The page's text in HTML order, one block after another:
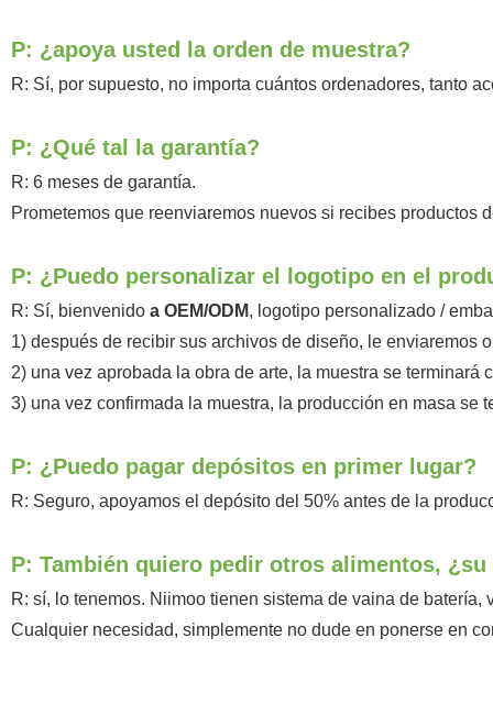
P: ¿apoya usted la orden de muestra?
R: Sí, por supuesto, no importa cuántos ordenadores, tanto
P: ¿Qué tal la garantía?
R: 6 meses de garantía.
Prometemos que reenviaremos nuevos si recibes productos
P: ¿Puedo personalizar el logotipo en el
R: Sí, bienvenidoa OEM/ODM, logotipo personalizado /
1) después de recibir sus archivos de diseño, le enviaremos
2) una vez aprobada la obra de arte, la muestra se terminará
3) una vez confirmada la muestra, la producción en masa se
P: ¿Puedo pagar depósitos en primer lugar?
R: Seguro, apoyamos el depósito del 50% antes de la
P: También quiero pedir otros alimentos,
R: sí, lo tenemos. Niimoo tienen sistema de vaina de batería,
Cualquier necesidad, simplemente no dude en ponerse en